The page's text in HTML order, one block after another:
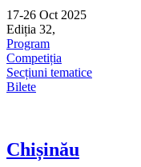
17-26 Oct 2025
Ediția 32,
Program
Competiția
Secțiuni tematice
Bilete
Chișinău